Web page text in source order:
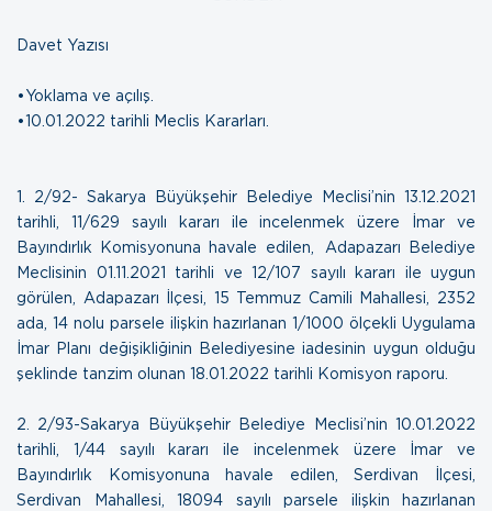
Davet Yazısı
•Yoklama ve açılış.
•10.01.2022 tarihli Meclis Kararları.
1.
2/92- Sakarya Büyükşehir Belediye Meclisi’nin 13.12.2021
tarihli, 11/629 sayılı kararı ile incelenmek üzere İmar ve
Bayındırlık Komisyonuna havale edilen, Adapazarı Belediye
Meclisinin 01.11.2021 tarihli ve 12/107 sayılı kararı ile uygun
görülen, Adapazarı İlçesi, 15 Temmuz Camili Mahallesi, 2352
ada, 14 nolu parsele ilişkin hazırlanan 1/1000 ölçekli Uygulama
İmar Planı değişikliğinin Belediyesine iadesinin uygun olduğu
şeklinde tanzim olunan 18.01.2022 tarihli Komisyon raporu
2.
2/93-Sakarya Büyükşehir Belediye Meclisi’nin 10.01.2022
tarihli, 1/44 sayılı kararı ile incelenmek üzere İmar ve
Bayındırlık Komisyonuna havale edilen, Serdivan İlçesi,
Serdivan Mahallesi, 18094 sayılı parsele ilişkin hazırlanan